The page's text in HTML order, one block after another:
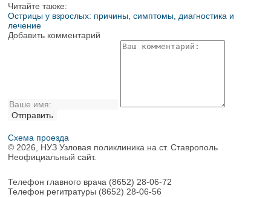
Читайте также:
Острицы у взрослых: причины, симптомы, диагностика и
лечение
Добавить комментарий
Схема проезда
© 2026, НУЗ Узловая поликлиника на ст. Ставрополь
Неофициальный сайт.
Телефон главного врача (8652) 28-06-72
Телефон регитратуры (8652) 28-06-56